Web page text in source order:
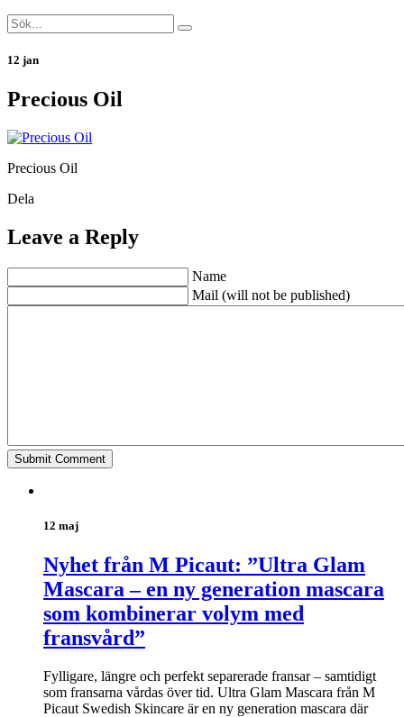
12 jan
Precious Oil
Precious Oil
Dela
Leave a Reply
Name
Mail (will not be published)
12 maj
Nyhet från M Picaut: ”Ultra Glam
Mascara – en ny generation mascara
som kombinerar volym med
fransvård”
Fylligare, längre och perfekt separerade fransar – samtidigt
som fransarna vårdas över tid. Ultra Glam Mascara från M
Picaut Swedish Skincare är en ny generation mascara där